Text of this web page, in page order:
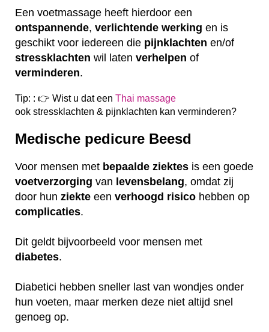
Een voetmassage heeft hierdoor een
ontspannende, verlichtende werking en is
geschikt voor iedereen die pijnklachten en/of
stressklachten wil laten verhelpen of
verminderen.
Tip: : 👉 Wist u dat een Thai massage
ook stressklachten & pijnklachten kan verminderen?
Medische pedicure Beesd
Voor mensen met bepaalde ziektes is een goede
voetverzorging van levensbelang, omdat zij
door hun ziekte een verhoogd risico hebben op
complicaties.
Dit geldt bijvoorbeeld voor mensen met
diabetes.
Diabetici hebben sneller last van wondjes onder
hun voeten, maar merken deze niet altijd snel
genoeg op.